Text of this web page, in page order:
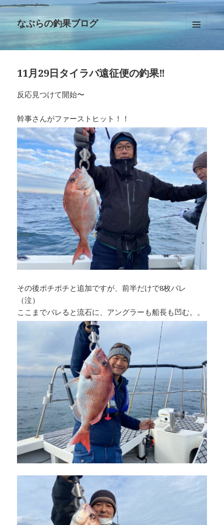
なぶらの釣果ブログ
ーとウ
11月29日タイラバ遠征便の釣果‼︎
反応見つけて開始〜
幹事さんがファーストヒット！！
その後ポチポチと追加ですが、前半だけで8枚バレ
（泣）
ここまでバレると流石に、アングラーも船長も凹む。。